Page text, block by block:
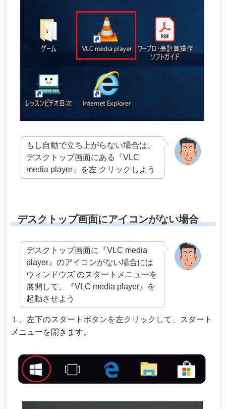
もし自動で立ち上がらない場合は、
デスクトップ画面にある『VLC
media player』を左 クリックしよう
デスクトップ画面にアイコンがない場合
デスクトップ画面に『VLC media
player』のアイコンがない場合には
ウィンドウズ のスタートメニューを
展開して、『VLC media player』を
起動させよう
１、左下のスタートボタンを左クリックして、スタート
メニューを開きます。